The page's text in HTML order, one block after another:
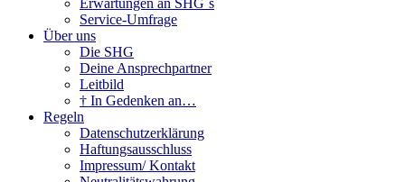
Service-Umfrage
Über uns
Die SHG
Deine Ansprechpartner
Leitbild
† In Gedenken an…
Regeln
Datenschutzerklärung
Haftungsausschluss
Impressum/ Kontakt